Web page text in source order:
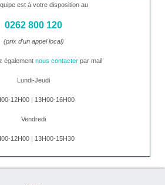
est à votre disposition au
0262 800 120
(prix d'un appel local)
également nous contacterpar mail
Lundi-Jeudi
12H00 | 13H00-16H00
Vendredi
12H00 | 13H00-15H30